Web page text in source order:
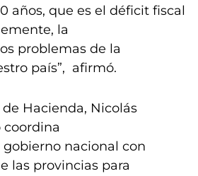
años, que es el déficit fiscal
la
problemas de la
país”, afirmó.
Hacienda, Nicolás
coordina
nacional con
las provincias para